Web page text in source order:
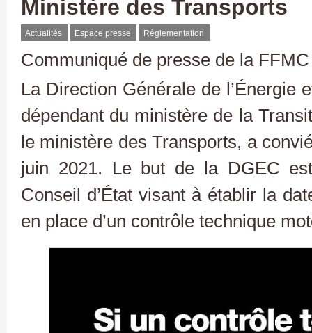
Ministère des Transports
Actualités Espace presse Réglementation
Communiqué de presse de la
La Direction Générale de l’Énergie
dépendant du ministère de la
le ministère des Transports, a
juin 2021. Le but de la DGEC
Conseil d’État visant à établir la
en place d’un contrôle technique